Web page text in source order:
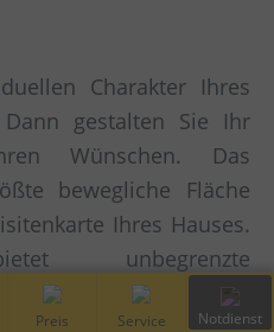
Charakter Ihres
Dann gestalten Sie Ihr
Wünschen. Das
bewegliche Fläche
Ihres Hauses.
unbegrenzte
für Ihr
Schwingtor
Preis Service